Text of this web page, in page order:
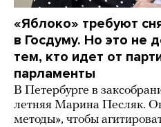
«Яблоко» требуют
в Госдуму. Но это не
тем, кто идет от
парламенты
В Петербурге в
летняя Марина Песляк.
методы», чтобы